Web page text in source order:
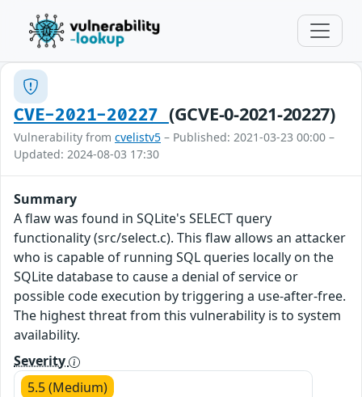
CVE-2021-20227 (GCVE-0-2021-20227)
Vulnerability from cvelistv5 – Published: 2021-03-23 00:00 –
Updated: 2024-08-03 17:30
Summary
A flaw was found in SQLite's SELECT query
functionality (src/select.c). This flaw allows an attacker
who is capable of running SQL queries locally on the
SQLite database to cause a denial of service or
possible code execution by triggering a use-after-free.
The highest threat from this vulnerability is to system
availability.
Severity
5.5 (Medium)